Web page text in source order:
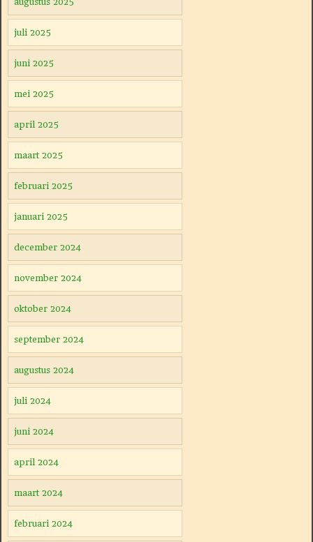
juli 2025
juni 2025
mei 2025
april 2025
maart 2025
februari 2025
januari 2025
december 2024
november 2024
oktober 2024
september 2024
augustus 2024
juli 2024
juni 2024
april 2024
maart 2024
februari 2024